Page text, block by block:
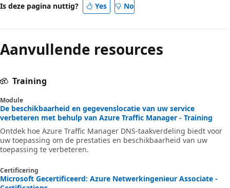
Is deze pagina nuttig? Yes No
Aanvullende resources
Training
Module
De beschikbaarheid en gegevenslocatie van uw service
verbeteren met behulp van Azure Traffic Manager - Training
Ontdek hoe Azure Traffic Manager DNS-taakverdeling biedt voor
uw toepassing om de prestaties en beschikbaarheid van uw
toepassing te verbeteren.
Certificering
Microsoft Gecertificeerd: Azure Netwerkingenieur Associate -